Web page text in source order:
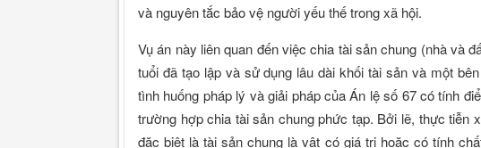
và nguyên tắc bảo vệ người yếu thế trong xã hội.
Vụ án này liên quan đến việc chia tài sản chung (nhà và
tuổi đã tạo lập và sử dụng lâu dài khối tài sản và một
tình huống pháp lý và giải pháp của Án lệ số 67 có tính
trường hợp chia tài sản chung phức tạp. Bởi lẽ, thực tiễn
đặc biệt là tài sản chung là vật có giá trị hoặc có tính